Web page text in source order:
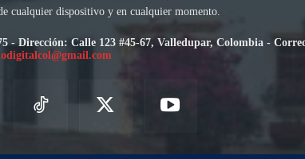
cualquier dispositivo y en cualquier momento.
- Dirección: Calle 123 #45-67, Valledupar, Colombia -